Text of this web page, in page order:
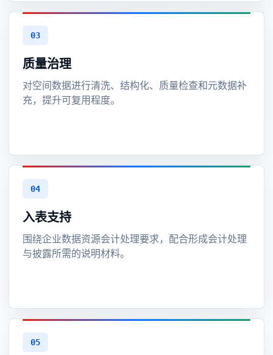
03
质量治理
对空间数据进行清洗、结构化、质量检查和元数据补
充，提升可复用程度。
04
入表支持
围绕企业数据资源会计处理要求，配合形成会计处理
与披露所需的说明材料。
05